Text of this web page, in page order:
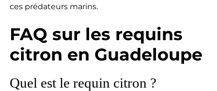
ces prédateurs marins.
FAQ sur les requins
citron en Guadeloupe
Quel est le requin citron ?